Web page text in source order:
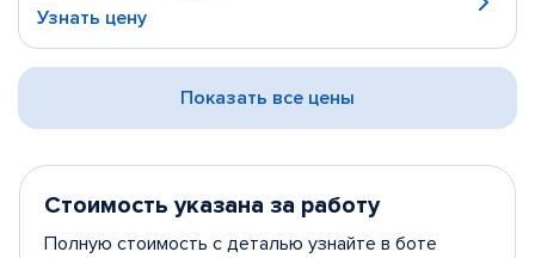
Узнать цену
Показать все цены
Стоимость указана за работу
Полную стоимость с деталью узнайте в боте